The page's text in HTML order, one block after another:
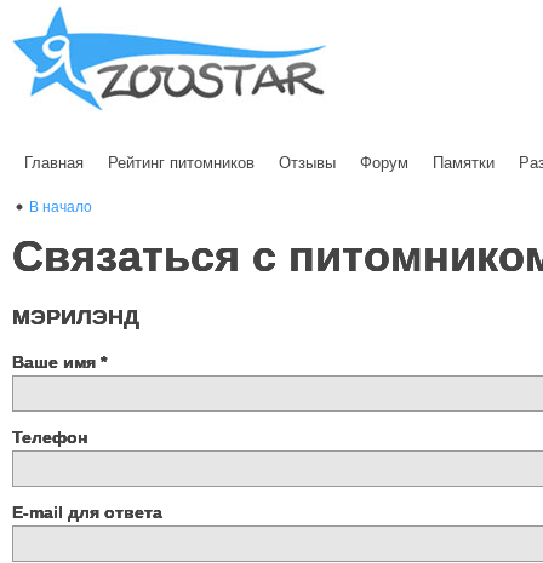
Главная Рейтинг питомников Отзывы Форум Памятки
В начало
Связаться с
МЭРИЛЭНД
Ваше имя *
Телефон
E-mail для ответа